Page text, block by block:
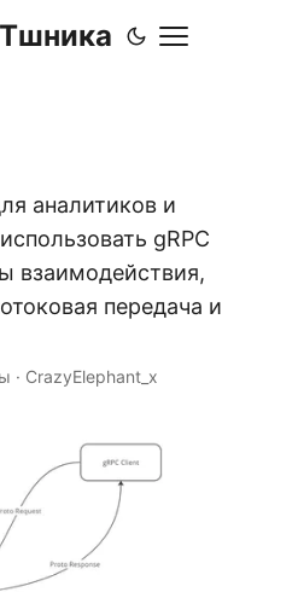
аналитиков и
gRPC
взаимодействия,
передача и
· CrazyElephant_x